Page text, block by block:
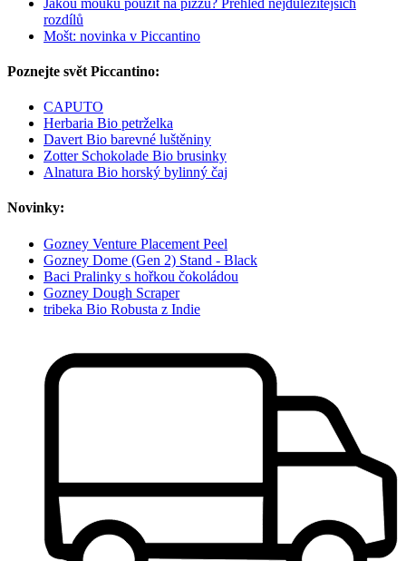
rozdílů
Mošt: novinka v Piccantino
Poznejte svět Piccantino:
CAPUTO
Herbaria Bio petrželka
Davert Bio barevné luštěniny
Zotter Schokolade Bio brusinky
Alnatura Bio horský bylinný čaj
Novinky:
Gozney Venture Placement Peel
Gozney Dome (Gen 2) Stand - Black
Baci Pralinky s hořkou čokoládou
Gozney Dough Scraper
tribeka Bio Robusta z Indie